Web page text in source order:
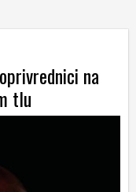
na
tlu